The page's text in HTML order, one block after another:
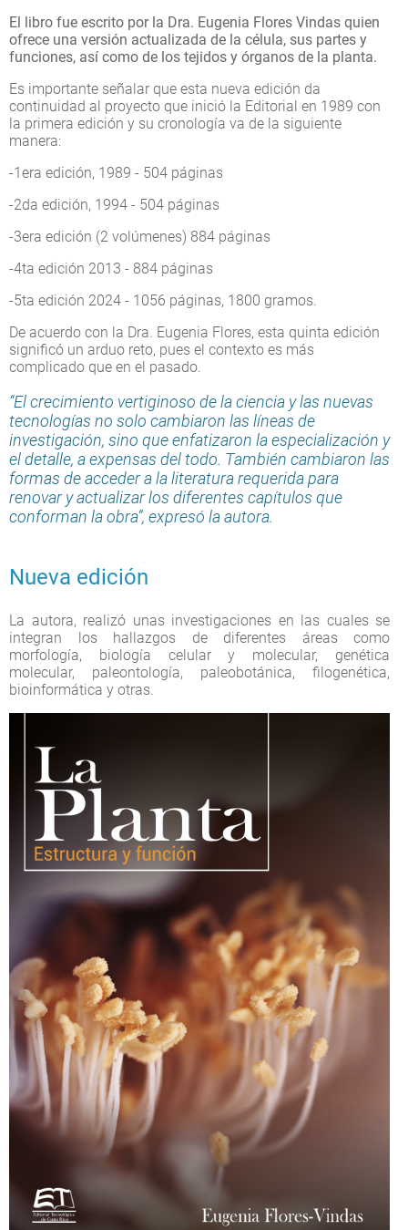
El libro fue escrito por la Dra. Eugenia Flores Vindas quien
ofrece una versión actualizada de la célula, sus partes y
funciones, así como de los tejidos y órganos de la planta.
Es importante señalar que esta nueva edición da
continuidad al proyecto que inició la Editorial en 1989 con
la primera edición y su cronología va de la siguiente
manera:
-1era edición, 1989 - 504 páginas
-2da edición, 1994 - 504 páginas
-3era edición (2 volúmenes) 884 páginas
-4ta edición 2013 - 884 páginas
-5ta edición 2024 - 1056 páginas, 1800 gramos.
De acuerdo con la Dra. Eugenia Flores, esta quinta edición
significó un arduo reto, pues el contexto es más
complicado que en el pasado.
“El crecimiento vertiginoso de la ciencia y las nuevas
tecnologías no solo cambiaron las líneas de
investigación, sino que enfatizaron la especialización y
el detalle, a expensas del todo. También cambiaron las
formas de acceder a la literatura requerida para
renovar y actualizar los diferentes capítulos que
conforman la obra”, expresó la autora.
Nueva edición
La autora, realizó unas investigaciones en las cuales se
integran los hallazgos de diferentes áreas como
morfología, biología celular y molecular, genética
molecular, paleontología, paleobotánica, filogenética,
bioinformática y otras.